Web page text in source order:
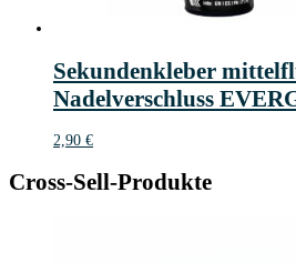
Sekundenkleber
Nadelverschluss
2,90 €
Cross-Sell-Produkte